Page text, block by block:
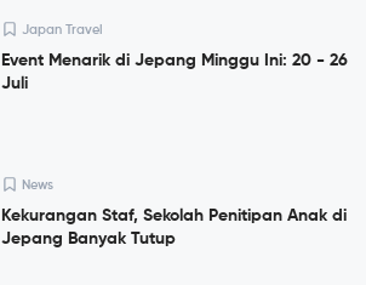
Japan Travel
Event Menarik di Jepang Minggu Ini: 20 - 26
Juli
News
Kekurangan Staf, Sekolah Penitipan Anak di
Jepang Banyak Tutup